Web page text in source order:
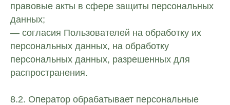
правовые акты в сфере защиты персональных
данных;
— согласия Пользователей на обработку их
персональных данных, на обработку
персональных данных, разрешенных для
распространения.
8.2. Оператор обрабатывает персональные